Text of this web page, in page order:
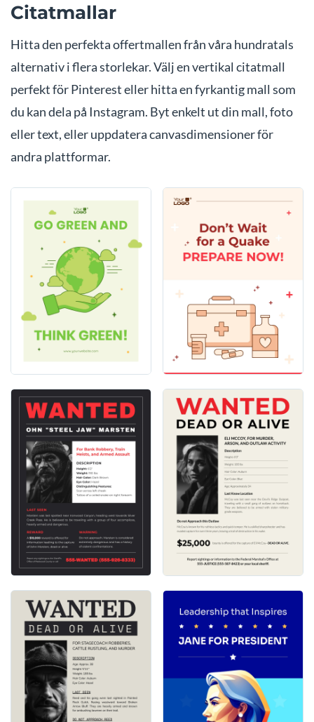
Citatmallar
Hitta den perfekta offertmallen från våra hundratals
alternativ i flera storlekar. Välj en vertikal citatmall
perfekt för Pinterest eller hitta en fyrkantig mall som
du kan dela på Instagram. Byt enkelt ut din mall, foto
eller text, eller uppdatera canvasdimensioner för
andra plattformar.